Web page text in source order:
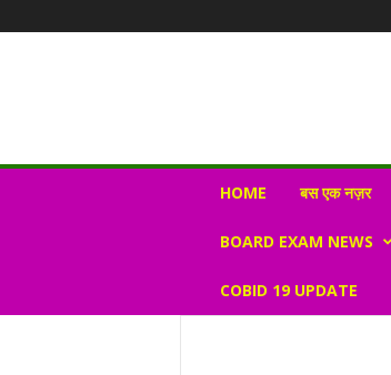
r
HOME बस एक नज़र
BOARD EXAM NEWS
COBID 19 UPDATE